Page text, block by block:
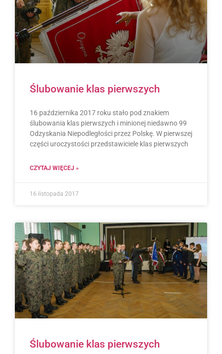
Ślubowanie klas pierwszych
16 października 2017 roku stało pod znakiem
ślubowania klas pierwszych i minionej niedawno 99
Odzyskania Niepodległości przez Polskę. W pierwszej
części uroczystości przedstawiciele klas pierwszych
CZYTAJ WIĘCEJ »
16 listopada 2017
Ślubowanie klas pierwszych